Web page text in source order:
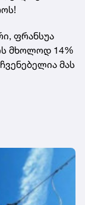
ფრანსუა
მხოლოდ 14%
მას